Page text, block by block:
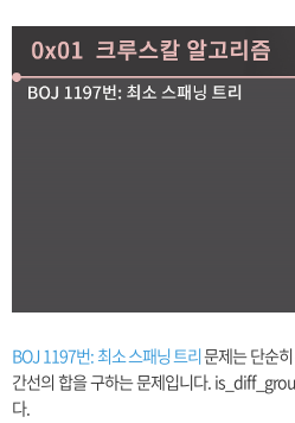
BOJ 1197번: 최소 스패닝 트리문제는 단순
간선의 합을 구하는 문제입니다.
다.